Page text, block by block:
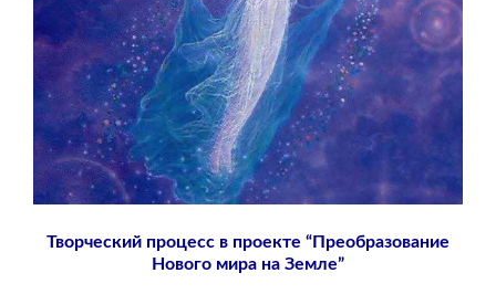
Творческий процесс в проекте “Преобразование
Нового мира на Земле”